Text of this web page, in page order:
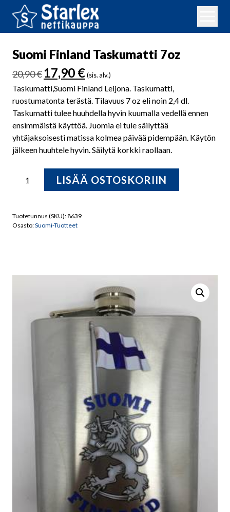
Suomi Finland Taskumatti 7oz
20,90€ Alkuperäinen
hinta
oli:
20,90 €.
17,90 €Nykyinen
hinta
on:
17,90 €.
(sis. alv.)
Taskumatti,Suomi Finland Leijona. Taskumatti,
ruostumatonta terästä. Tilavuus 7 oz eli noin 2,4 dl.
Taskumatti tulee huuhdella hyvin kuumalla vedellä ennen
ensimmäistä käyttöä. Juomia ei tule säilyttää
yhtäjaksoisesti matissa kolmea päivää pidempään. Käytön
jälkeen huuhtele hyvin. Säilytä korkki raollaan.
Finland
määrä
LISÄÄ OSTOSKORIIN
Tuotetunnus (SKU):8639
Osasto:Suomi-Tuotteet